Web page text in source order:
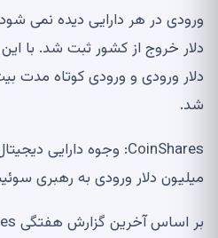
ورودی در هر دارایی دیده نمی شود
شد.
میلیون دلار ورودی به رهبری